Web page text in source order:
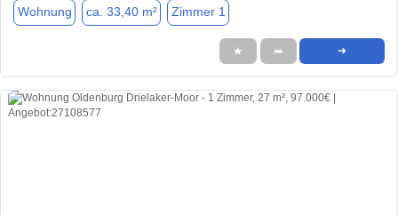
Wohnung ca. 33,40 m² Zimmer 1
★ ➦ ➜